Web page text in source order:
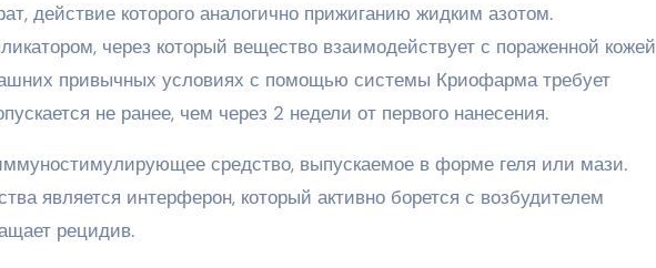
действие которого аналогично прижиганию жидким азотом.
через который вещество взаимодействует с пораженной кожей
привычных условиях с помощью системы Криофарма требует
не ранее, чем через 2 недели от первого нанесения.
средство, выпускаемое в форме геля или мази.
является интерферон, который активно борется с возбудителем
рецидив.